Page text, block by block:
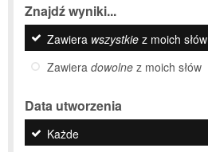
Znajdź wyniki...
Zawiera wszystkie z moich słów
Zawiera dowolne z moich słów
Data utworzenia
Każde